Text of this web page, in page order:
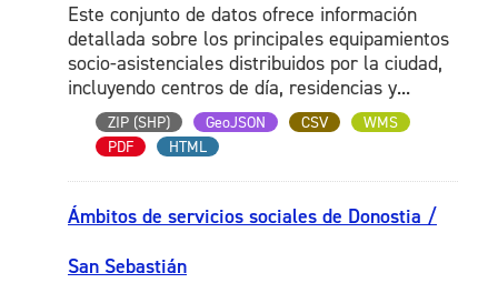
Este conjunto de datos ofrece información
detallada sobre los principales equipamientos
socio-asistenciales distribuidos por la ciudad,
incluyendo centros de día, residencias y...
ZIP (SHP) GeoJSON CSV
WMS
PDF
HTML
Ámbitos de servicios sociales de Donostia /
San Sebastián